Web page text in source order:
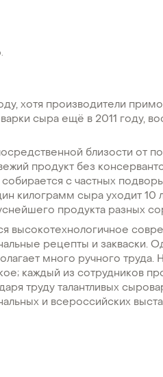
хотя производители
сыра ещё в 2011 году,
близости от
продукт без
с частных
килограмм сыра уходит 10
продукта разных
высокотехнологичное
рецепты и закваски.
много ручного труда.
каждый из сотрудников
труду талантливых
и всероссийских